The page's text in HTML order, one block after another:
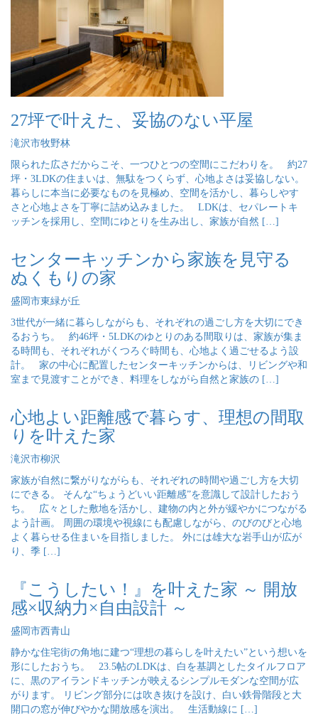
27坪で叶えた、妥協のない平屋
滝沢市牧野林
限られた広さだからこそ、一つひとつの空間にこだわりを。 約27
坪・3LDKの住まいは、無駄をつくらず、心地よさは妥協しない。
暮らしに本当に必要なものを見極め、空間を活かし、暮らしやす
さと心地よさを丁寧に詰め込みました。 LDKは、セパレートキ
ッチンを採用し、空間にゆとりを生み出し、家族が自然 […]
センターキッチンから家族を見守る
ぬくもりの家
盛岡市東緑が丘
3世代が一緒に暮らしながらも、それぞれの過ごし方を大切にでき
るおうち。 約46坪・5LDKのゆとりのある間取りは、家族が集ま
る時間も、それぞれがくつろぐ時間も、心地よく過ごせるよう設
計。 家の中心に配置したセンターキッチンからは、リビングや和
室まで見渡すことができ、料理をしながら自然と家族の […]
心地よい距離感で暮らす、理想の間取
りを叶えた家
滝沢市柳沢
家族が自然に繋がりながらも、それぞれの時間や過ごし方を大切
にできる。 そんな“ちょうどいい距離感”を意識して設計したおう
ち。 広々とした敷地を活かし、建物の内と外が緩やかにつながる
よう計画。 周囲の環境や視線にも配慮しながら、のびのびと心地
よく暮らせる住まいを目指しました。 外には雄大な岩手山が広が
り、季 […]
『こうしたい！』を叶えた家 ～ 開放
感×収納力×自由設計 ～
盛岡市西青山
静かな住宅街の角地に建つ“理想の暮らしを叶えたい”という想いを
形にしたおうち。 23.5帖のLDKは、白を基調としたタイルフロア
に、黒のアイランドキッチンが映えるシンプルモダンな空間が広
がります。 リビング部分には吹き抜けを設け、白い鉄骨階段と大
開口の窓が伸びやかな開放感を演出。 生活動線に […]